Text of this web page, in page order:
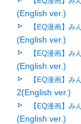
移
動
動
(English ver.)
【EQ漫画】み
(English ver.)
【EQ漫画】み
(English ver.)
【EQ漫画】み
2(English ver.)
【EQ漫画】み
(English ver.)